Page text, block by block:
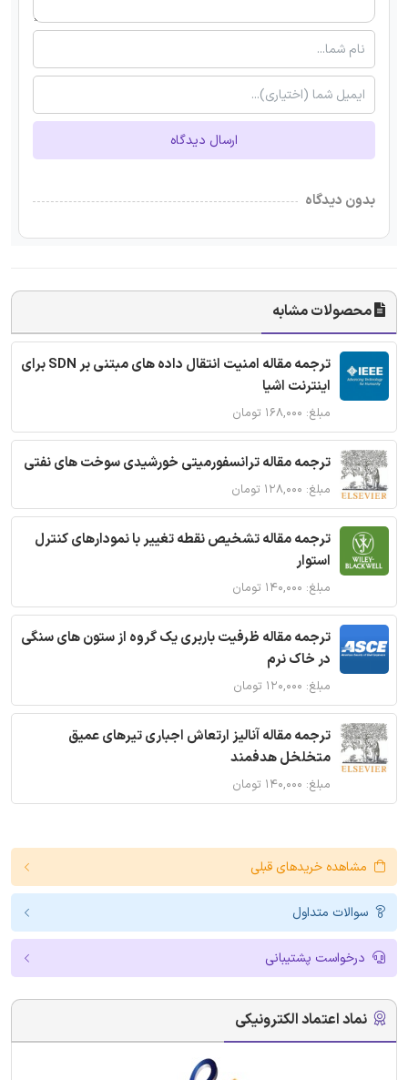
ارسال دیدگاه
بدون دیدگاه
محصولات مشابه
ترجمه مقاله امنیت انتقال داده های مبتنی بر SDN برای
اینترنت اشیا
مبلغ: ۱۶۸,۰۰۰ تومان
ترجمه مقاله ترانسفورمیتی خورشیدی سوخت های نفتی
مبلغ: ۱۲۸,۰۰۰ تومان
ترجمه مقاله تشخیص نقطه تغییر با نمودارهای کنترل
استوار
مبلغ: ۱۴۰,۰۰۰ تومان
ترجمه مقاله ظرفیت باربری یک گروه از ستون های سنگی
در خاک نرم
مبلغ: ۱۲۰,۰۰۰ تومان
ترجمه مقاله آنالیز ارتعاش اجباری تیرهای عمیق
متخلخل هدفمند
مبلغ: ۱۴۰,۰۰۰ تومان
مشاهده خریدهای قبلی
سوالات متداول
درخواست پشتیبانی
نماد اعتماد الکترونیکی